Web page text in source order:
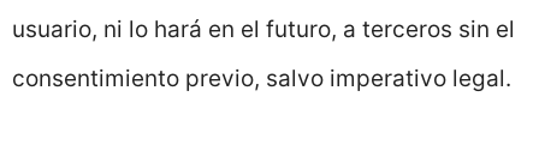
usuario, ni lo hará en el futuro, a terceros sin el
consentimiento previo, salvo imperativo legal.